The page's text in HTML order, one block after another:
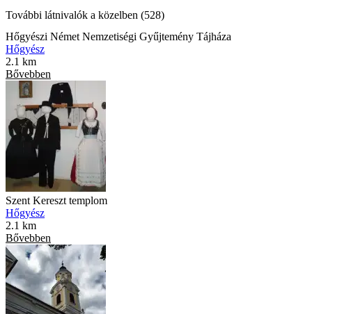
További látnivalók a közelben (528)
Hőgyészi Német Nemzetiségi Gyűjtemény Tájháza
Hőgyész
2.1 km
Bővebben
Szent Kereszt templom
Hőgyész
2.1 km
Bővebben